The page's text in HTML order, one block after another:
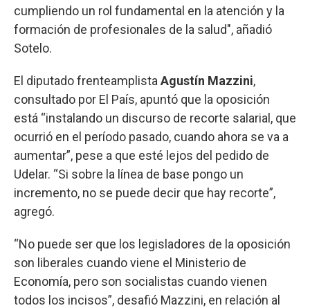
cumpliendo un rol fundamental en la atención y la
formación de profesionales de la salud", añadió
Sotelo.
El diputado frenteamplista Agustín Mazzini,
consultado por El País, apuntó que la oposición
está “instalando un discurso de recorte salarial, que
ocurrió en el período pasado, cuando ahora se va a
aumentar”, pese a que esté lejos del pedido de
Udelar. “Si sobre la línea de base pongo un
incremento, no se puede decir que hay recorte”,
agregó.
“No puede ser que los legisladores de la oposición
son liberales cuando viene el Ministerio de
Economía, pero son socialistas cuando vienen
todos los incisos”, desafió Mazzini, en relación al